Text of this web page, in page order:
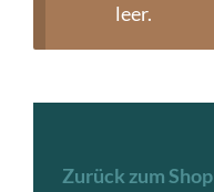
leer.
Zurück zum Shop